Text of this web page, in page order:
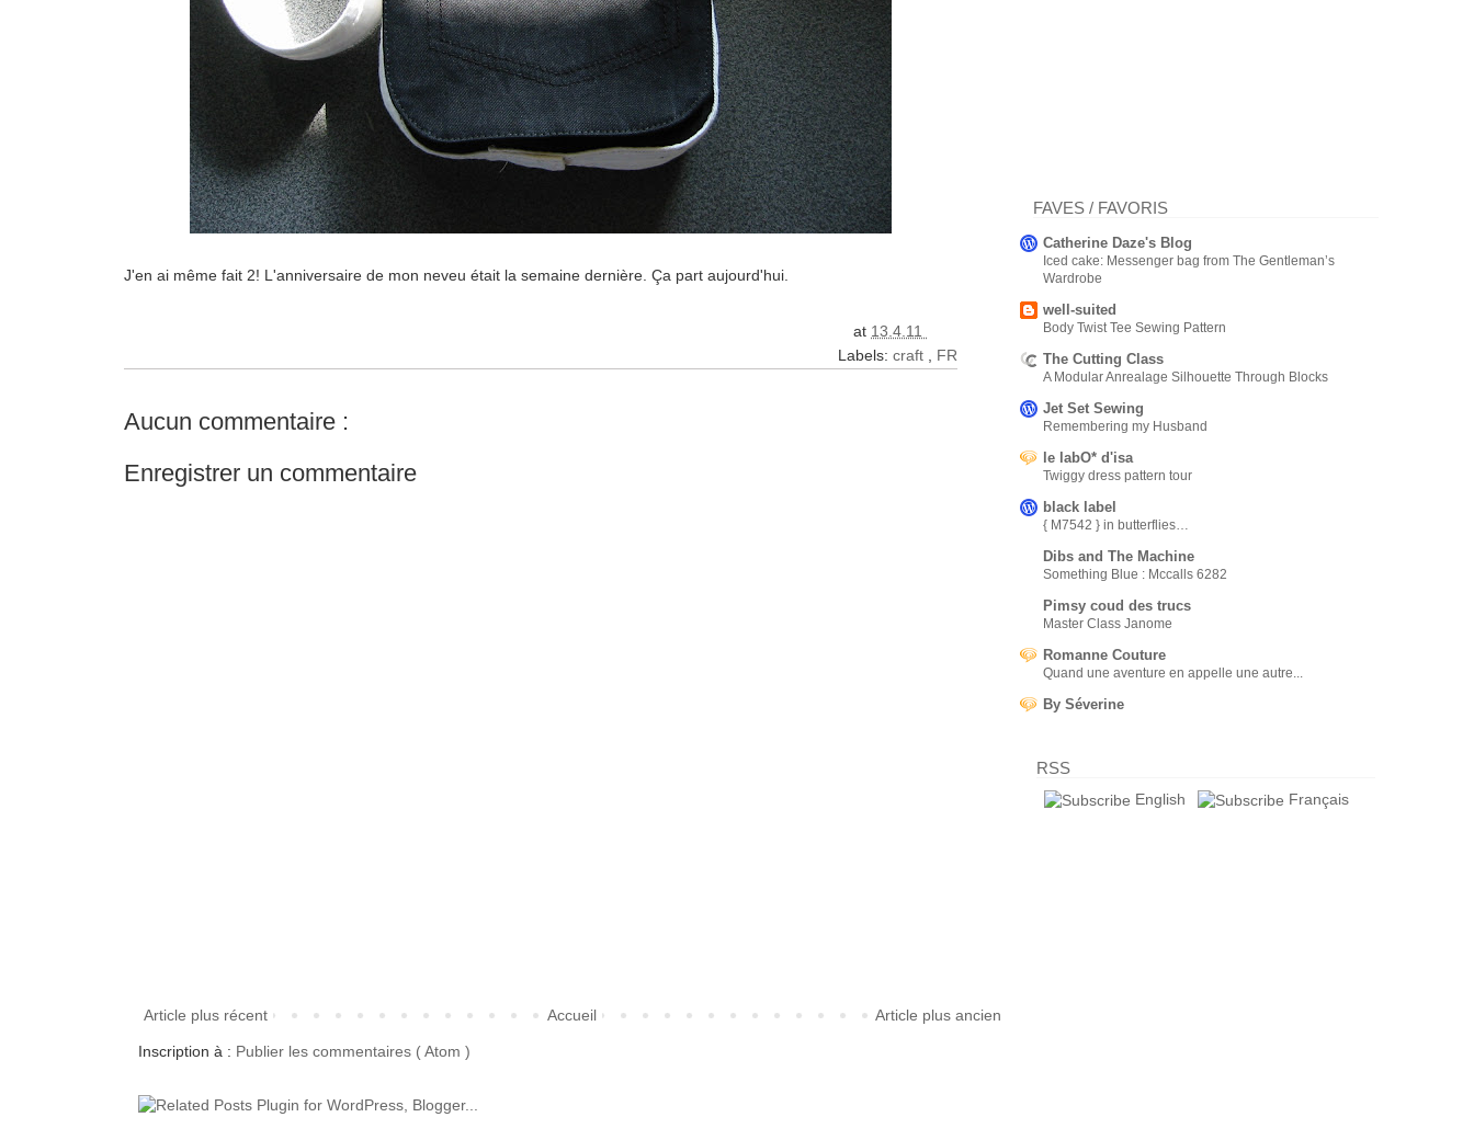
J'en ai même fait 2! L'anniversaire de mon neveu était la semaine dernière. Ça part aujourd'hui.
at 13.4.11
Labels: craft , FR
Aucun commentaire :
Enregistrer un commentaire
Article plus récent Article plus ancien
Accueil
Inscription à : Publier les commentaires ( Atom )
FAVES / FAVORIS
Catherine Daze's Blog
Iced cake: Messenger bag from The Gentleman’s
Wardrobe
well-suited
Body Twist Tee Sewing Pattern
The Cutting Class
A Modular Anrealage Silhouette Through Blocks
Jet Set Sewing
Remembering my Husband
le labO* d'isa
Twiggy dress pattern tour
black label
{ M7542 } in butterflies…
Dibs and The Machine
Something Blue : Mccalls 6282
Pimsy coud des trucs
Master Class Janome
Romanne Couture
Quand une aventure en appelle une autre...
By Séverine
RSS
English Français